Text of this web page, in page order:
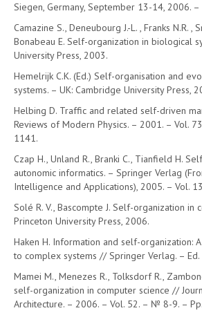
Siegen, Germany, September 13-14, 2006. –
Camazine S., Deneubourg J.-L. , Franks N.R. ,
Bonabeau E. Self-organization in biological
University Press, 2003.
Hemelrijk C.K. (Ed.) Self-organisation and
systems. – UK: Cambridge University Press,
Helbing D. Traffic and related self-driven
Reviews of Modern Physics. – 2001. – Vol.
1141.
Czap H., Unland R., Branki C., Tianfield H.
autonomic informatics. – Springer Verlag
Intelligence and Applications), 2005. – Vol.
Solé R. V., Bascompte J. Self-organization in
Princeton University Press, 2006.
Haken H. Information and self-organization:
to complex systems // Springer Verlag. –
Mamei M., Menezes R., Tolksdorf R.,
self-organization in computer science //
Architecture. – 2006. – Vol. 52. – № 8-9. –